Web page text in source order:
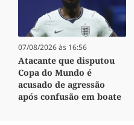
07/08/2026 às 16:56
Atacante que disputou
Copa do Mundo é
acusado de agressão
após confusão em boate